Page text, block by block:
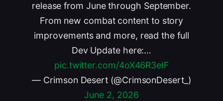
release from June through September.
From new combat content to story
improvements and more, read the full
Dev Update here:…
pic.twitter.com/4oX46R3eIF
— Crimson Desert (@CrimsonDesert_)
June 2, 2026